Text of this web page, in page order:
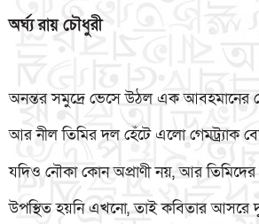
অর্ঘ্য রায় চৌধুরী
অনন্তর সমুদ্রে ভেসে উঠল এক আবহমানের
আর নীল তিমির দল হেঁটে এলো গেমট্র্যাক
যদিও নৌকা কোন অপ্রাণী নয়, আর তিমিদের
উপস্থিত হয়নি এখনো, তাই কবিতার আসরে